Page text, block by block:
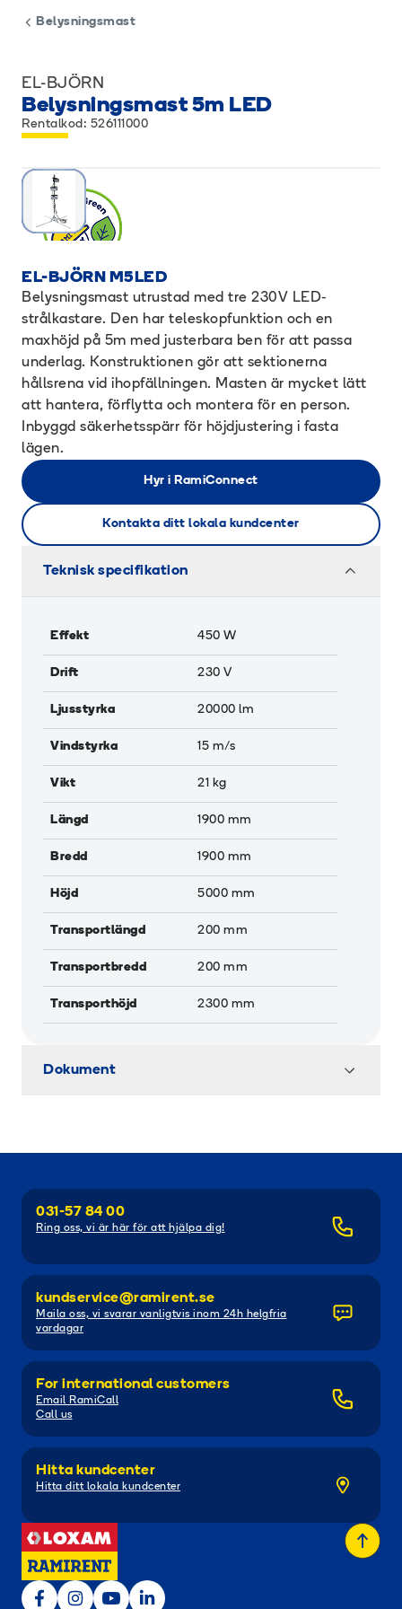
Belysningsmast
EL-BJÖRN
Belysningsmast 5m LED
Rentalkod: 526111000
EL-BJÖRN M5LED
Belysningsmast utrustad med tre 230V LED-
strålkastare. Den har teleskopfunktion och en
maxhöjd på 5m med justerbara ben för att passa
underlag. Konstruktionen gör att sektionerna
hållsrena vid ihopfällningen. Masten är mycket lätt
att hantera, förflytta och montera för en person.
Inbyggd säkerhetsspärr för höjdjustering i fasta
lägen.
Hyr i RamiConnect
Kontakta ditt lokala kundcenter
Teknisk specifikation
Effekt 450 W
Drift 230 V
Ljusstyrka 20000 lm
Vindstyrka 15 m/s
Vikt 21 kg
Längd 1900 mm
Bredd 1900 mm
Höjd 5000 mm
Transportlängd 200 mm
Transportbredd 200 mm
Transporthöjd 2300 mm
Dokument
031-57 84 00
Ring oss, vi är här för att hjälpa dig!
kundservice@ramirent.se
Maila oss, vi svarar vanligtvis inom 24h helgfria
vardagar
For international customers
Email RamiCall
Call us
Hitta kundcenter
Hitta ditt lokala kundcenter